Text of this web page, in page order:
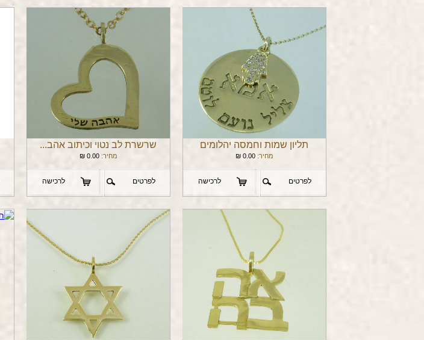
תליון שמות וחמסה יהלומים
מחיר: 0.00
₪
לפרטים לרכישה
שרשרת לב נטוי וכיתוב אהב...
מחיר: 0.00
₪
לפרטים לרכישה